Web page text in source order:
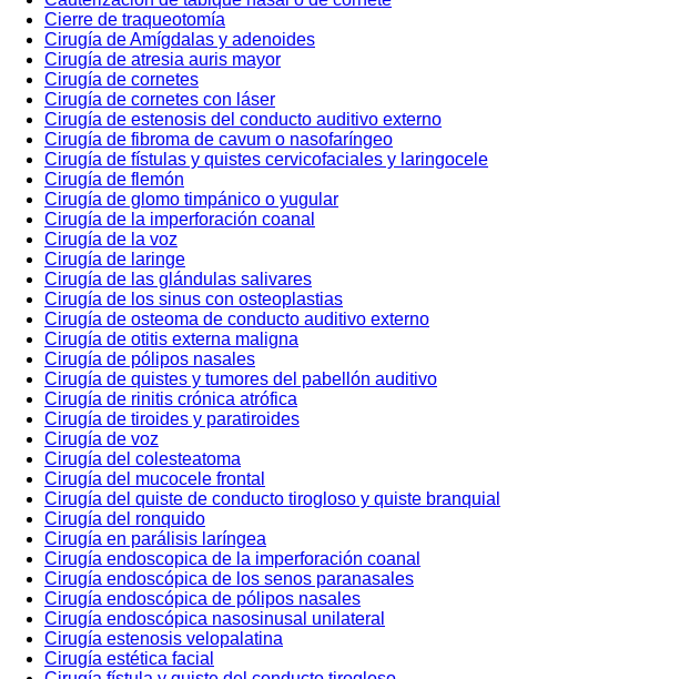
Cierre de traqueotomía
Cirugía de Amígdalas y adenoides
Cirugía de atresia auris mayor
Cirugía de cornetes
Cirugía de cornetes con láser
Cirugía de estenosis del conducto auditivo externo
Cirugía de fibroma de cavum o nasofaríngeo
Cirugía de fístulas y quistes cervicofaciales y laringocele
Cirugía de flemón
Cirugía de glomo timpánico o yugular
Cirugía de la imperforación coanal
Cirugía de la voz
Cirugía de laringe
Cirugía de las glándulas salivares
Cirugía de los sinus con osteoplastias
Cirugía de osteoma de conducto auditivo externo
Cirugía de otitis externa maligna
Cirugía de pólipos nasales
Cirugía de quistes y tumores del pabellón auditivo
Cirugía de rinitis crónica atrófica
Cirugía de tiroides y paratiroides
Cirugía de voz
Cirugía del colesteatoma
Cirugía del mucocele frontal
Cirugía del quiste de conducto tirogloso y quiste branquial
Cirugía del ronquido
Cirugía en parálisis laríngea
Cirugía endoscopica de la imperforación coanal
Cirugía endoscópica de los senos paranasales
Cirugía endoscópica de pólipos nasales
Cirugía endoscópica nasosinusal unilateral
Cirugía estenosis velopalatina
Cirugía estética facial